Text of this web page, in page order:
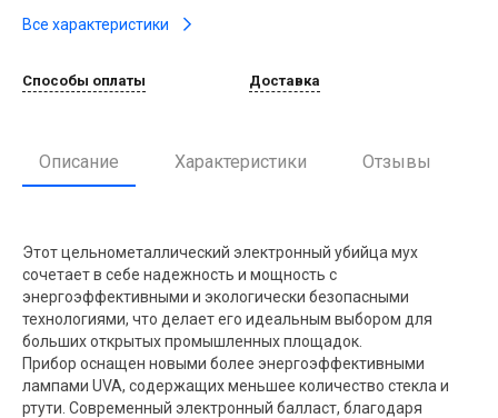
Все характеристики
Способы оплаты Доставка
Описание Характеристики Отзывы
Этот цельнометаллический электронный убийца мух
сочетает в себе надежность и мощность с
энергоэффективными и экологически безопасными
технологиями, что делает его идеальным выбором для
больших открытых промышленных площадок.
Прибор оснащен новыми более энергоэффективными
лампами UVA, содержащих меньшее количество стекла и
ртути. Современный электронный балласт, благодаря